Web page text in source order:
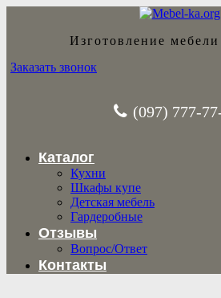
Изготовление мебели
Заказать звонок
(097) 777-
Каталог
Кухни
Шкафы купе
Детская мебель
Гардеробные
Отзывы
Вопрос/Ответ
Контакты